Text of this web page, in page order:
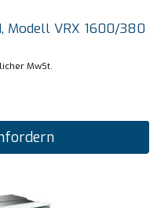
Modell VRX 1600/380
MwSt.